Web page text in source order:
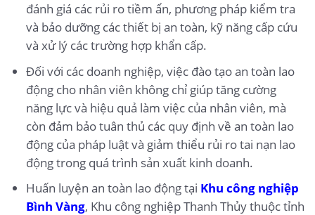
đánh giá các rủi ro tiềm ẩn, phương pháp kiểm tra
và bảo dưỡng các thiết bị an toàn, kỹ năng cấp cứu
và xử lý các trường hợp khẩn cấp.
Đối với các doanh nghiệp, việc đào tạo an toàn lao
động cho nhân viên không chỉ giúp tăng cường
năng lực và hiệu quả làm việc của nhân viên, mà
còn đảm bảo tuân thủ các quy định về an toàn lao
động của pháp luật và giảm thiểu rủi ro tai nạn lao
động trong quá trình sản xuất kinh doanh.
Huấn luyện an toàn lao động tại Khu công nghiệp
Bình Vàng, Khu công nghiệp Thanh Thủy thuộc tỉnh